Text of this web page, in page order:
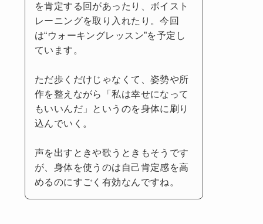
を肯定する回があったり、ボイスト
レーニングを取り入れたり。今回
は“ウォーキングレッスン”を予定し
ています。
ただ歩くだけじゃなくて、姿勢や所
作を整えながら「私は幸せになって
もいいんだ」というのを身体に刷り
込んでいく。
声を出すときや歌うときもそうです
が、身体を使うのは自己肯定感を高
めるのにすごく有効なんですね。